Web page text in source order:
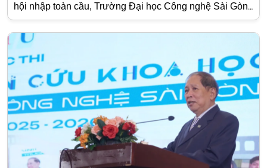
hội nhập toàn cầu, Trường Đại học Công nghệ Sài Gòn
(STU)